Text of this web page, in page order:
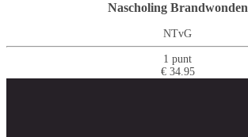
Nascholing Brandwonden
NTvG
1 punt
€ 34.95